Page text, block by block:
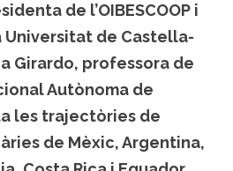
de l’OIBESCOOP i
de Castella-
Girardo, professora de
Autònoma de
les trajectòries de
de Mèxic, Argentina,